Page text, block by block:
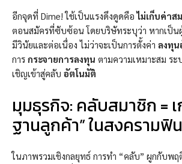
อีกจุดที่ Dime! ใช้เป็นแรงดึงดูดคือไม่เก็บค่าส
ตอนสมัครที่ซับซ้อน โดยบริษัทระบุว่า หากเป็น
มีวินัยและต่อเนื่อง ไม่ว่าจะเป็นการตั้งค่า ลงทุน
การ กระจายการลงทุน ตามความเหมาะสม ร
เชิญเข้าสู่คลับ อัตโนมัติ
มุมธุรกิจ: คลับสมาชิก = เ
ฐานลูกค้า” ในสงครามฟิ
ในภาพรวมเชิงกลยุทธ์ การทำ “คลับ” ผูกกับพฤ